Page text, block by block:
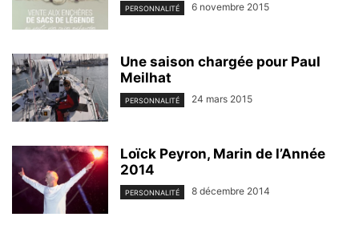
PERSONNALITÉ 6 novembre 2015
Une saison chargée pour Paul
Meilhat
PERSONNALITÉ 24 mars 2015
Loïck Peyron, Marin de l’Année
2014
PERSONNALITÉ 8 décembre 2014